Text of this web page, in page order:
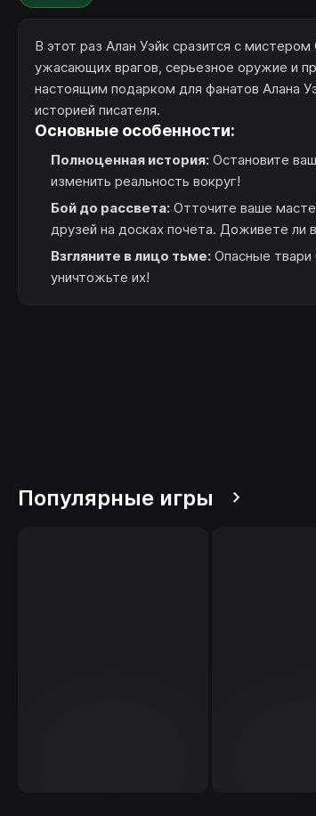
В этот раз Алан Уэйк сразится с
ужасающих врагов, серьезное оружие и
настоящим подарком для фанатов Алана
историей писателя.
Основные особенности:
Полноценная история: Остановите
изменить реальность вокруг!
Бой до рассвета: Отточите ваше
друзей на досках почета. Доживете ли
Взгляните в лицо тьме: Опасные
уничтожьте их!
Популярные игры